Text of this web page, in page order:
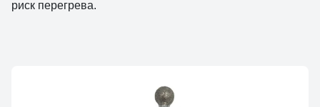
риск перегрева.